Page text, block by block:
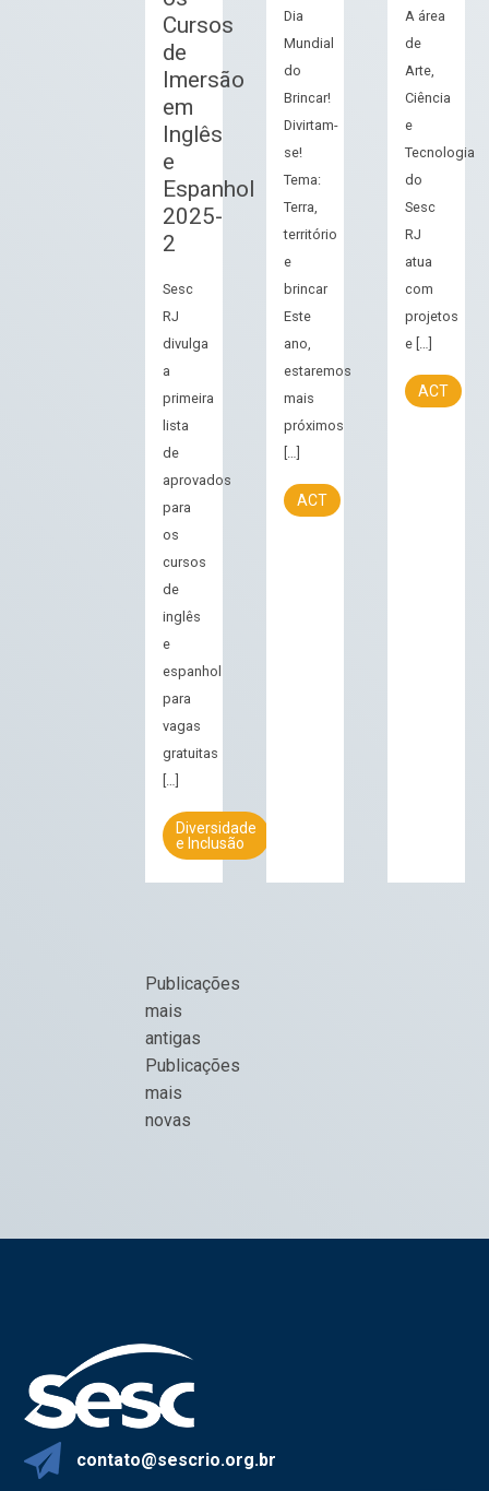
Cursos
de
Imersão
em
Inglês
e
Espanhol
2025-
2
Sesc
RJ
divulga
a
primeira
lista
de
aprovados
para
os
cursos
de
inglês
e
espanhol
para
vagas
gratuitas
[…]
Diversidade
e Inclusão
Dia
Mundial
do
Brincar!
Divirtam-
se!
Tema:
Terra,
território
e
brincar
Este
ano,
estaremos
mais
próximos
[…]
ACT
A área
de
Arte,
Ciência
e
Tecnologia
do
Sesc
RJ
atua
com
projetos
e […]
ACT
Navegação
por
posts
Publicações
mais
antigas
Publicações
mais
novas
contato@sescrio.org.br